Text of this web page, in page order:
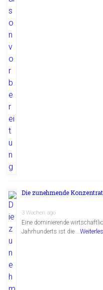
Die zunehmende
3 Wochen ago
Eine dominierende
Jahrhunderts ist die …